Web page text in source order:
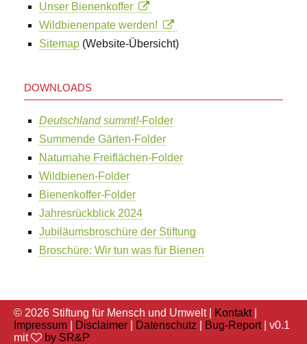
Unser Bienenkoffer
Wildbienenpate werden!
Sitemap (Website-Übersicht)
DOWNLOADS
Deutschland summt!-Folder
Summende Gärten-Folder
Naturnahe Freiflächen-Folder
Wildbienen-Folder
Bienenkoffer-Folder
Jahresrückblick 2024
Jubiläumsbroschüre der Stiftung
Broschüre: Wir tun was für Bienen
© 2026 Stiftung für Mensch und Umwelt | Kontakt|
Impressum
Disclaimer Datenschutz Bug-Report| v0.1
mit
by SR&P